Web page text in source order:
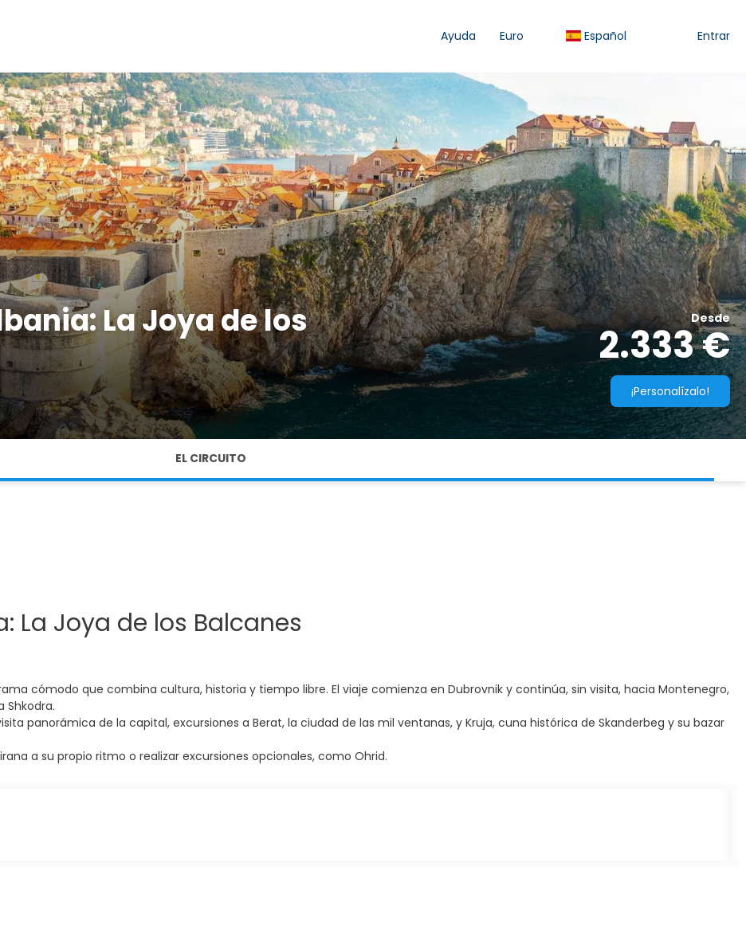
Ayuda Euro Español Entrar
La Joya de los Desde
2.333 €
¡Personalízalo!
EL CIRCUITO
La Joya de los Balcanes
cómodo que combina cultura, historia y tiempo libre. El viaje comienza en Dubrovnik y continúa, sin visita, hacia Montenegro,
Shkodra.
panorámica de la capital, excursiones a Berat, la ciudad de las mil ventanas, y Kruja, cuna histórica de Skanderbeg y su bazar
a su propio ritmo o realizar excursiones opcionales, como Ohrid.